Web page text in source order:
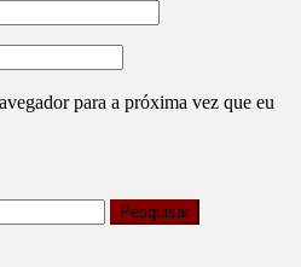
para a próxima vez que eu